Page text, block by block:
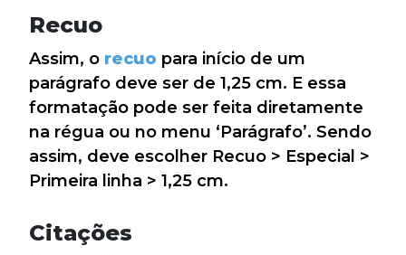
Recuo
Assim, o recuo para início de um
parágrafo deve ser de 1,25 cm. E essa
formatação pode ser feita diretamente
na régua ou no menu ‘Parágrafo’. Sendo
assim, deve escolher Recuo > Especial >
Primeira linha > 1,25 cm.
Citações